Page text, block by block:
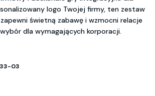
logo Twojej firmy, ten zestaw
świetną zabawę i wzmocni relacje
dla wymagających korporacji.
03